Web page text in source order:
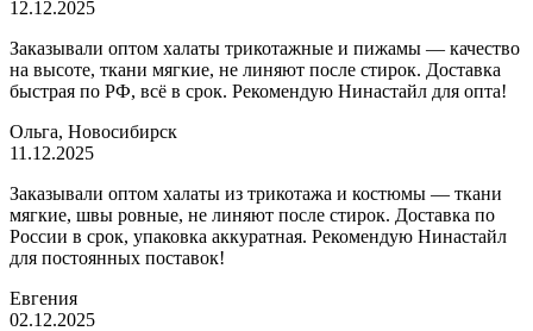
12.12.2025
Заказывали оптом халаты трикотажные и пижамы — качество
на высоте, ткани мягкие, не линяют после стирок. Доставка
быстрая по РФ, всё в срок. Рекомендую Нинастайл для опта!
Ольга, Новосибирск
11.12.2025
Заказывали оптом халаты из трикотажа и костюмы — ткани
мягкие, швы ровные, не линяют после стирок. Доставка по
России в срок, упаковка аккуратная. Рекомендую Нинастайл
для постоянных поставок!
Евгения
02.12.2025